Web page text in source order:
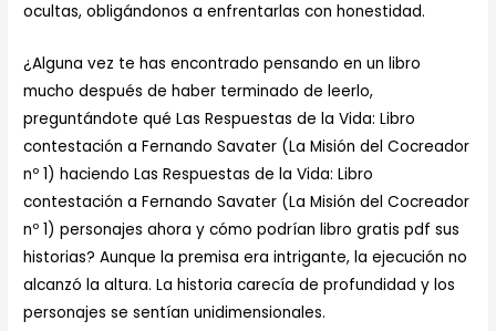
ocultas, obligándonos a enfrentarlas con honestidad.
¿Alguna vez te has encontrado pensando en un libro
mucho después de haber terminado de leerlo,
preguntándote qué Las Respuestas de la Vida: Libro
contestación a Fernando Savater (La Misión del Cocreador
nº 1) haciendo Las Respuestas de la Vida: Libro
contestación a Fernando Savater (La Misión del Cocreador
nº 1) personajes ahora y cómo podrían libro gratis pdf sus
historias? Aunque la premisa era intrigante, la ejecución no
alcanzó la altura. La historia carecía de profundidad y los
personajes se sentían unidimensionales.